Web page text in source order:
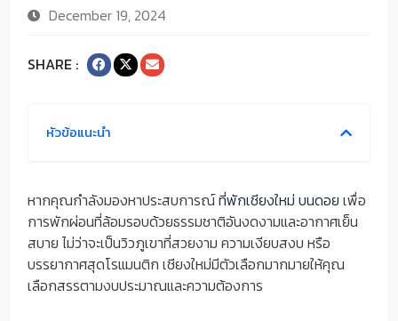
December 19, 2024
SHARE :
หัวข้อแนะนำ
หากคุณกำลังมองหาประสบการณ์ที่พักเชียงใหม่ บนดอย เพื่อ
การพักผ่อนที่ล้อมรอบด้วยธรรมชาติอันงดงามและอากาศเย็น
สบาย ไม่ว่าจะเป็นวิวภูเขาที่สวยงาม ความเงียบสงบ หรือ
บรรยากาศสุดโรแมนติก เชียงใหม่มีตัวเลือกมากมายให้คุณ
เลือกสรรตามงบประมาณและความต้องการ